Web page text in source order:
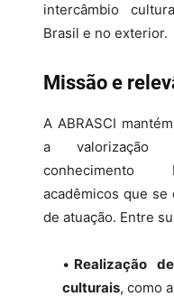
intercâmbio
Brasil e no exterior.
Missão e
A ABRASCI
a valorização
conhecimento
acadêmicos que se
de atuação. Entre
Realização
culturais, como